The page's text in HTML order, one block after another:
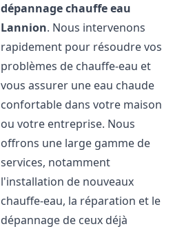
dépannage chauffe eau
Lannion. Nous intervenons
rapidement pour résoudre vos
problèmes de chauffe-eau et
vous assurer une eau chaude
confortable dans votre maison
ou votre entreprise. Nous
offrons une large gamme de
services, notamment
l'installation de nouveaux
chauffe-eau, la réparation et le
dépannage de ceux déjà